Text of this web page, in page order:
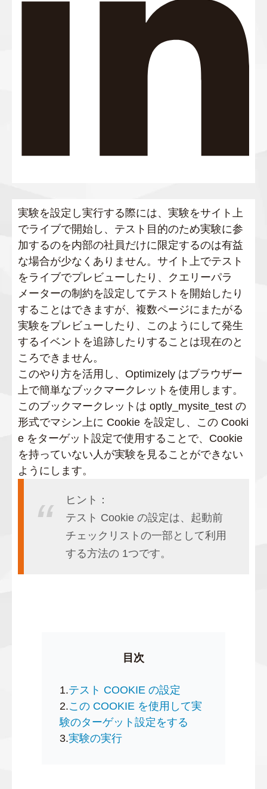
実験を設定し実行する際には、実験をサイト上
でライブで開始し、テスト目的のため実験に参
加するのを内部の社員だけに限定するのは有益
な場合が少なくありません。サイト上でテスト
をライブでプレビューしたり、クエリーパラ
メーターの制約を設定してテストを開始したり
することはできますが、複数ページにまたがる
実験をプレビューしたり、このようにして発生
するイベントを追跡したりすることは現在のと
ころできません。
このやり方を活用し、Optimizely はブラウザー
上で簡単なブックマークレットを使用します。
このブックマークレットは optly_mysite_test の
形式でマシン上に Cookie を設定し、この Cooki
e をターゲット設定で使用することで、Cookie
を持っていない人が実験を見ることができない
ようにします。
ヒント：
テスト Cookie の設定は、起動前
チェックリストの一部として利用
する方法の 1つです。
目次
1.テスト COOKIE の設定
2.この COOKIE を使用して実
験のターゲット設定をする
3.実験の実行